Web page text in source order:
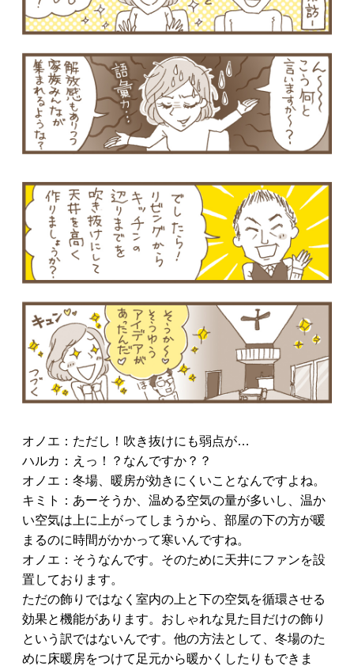
オノエ：ただし！吹き抜けにも弱点が…
ハルカ：えっ！？なんですか？？
オノエ：冬場、暖房が効きにくいことなんですよね。
キミト：あーそうか、温める空気の量が多いし、温か
い空気は上に上がってしまうから、部屋の下の方が暖
まるのに時間がかかって寒いんですね。
オノエ：そうなんです。そのために天井にファンを設
置しております。
ただの飾りではなく室内の上と下の空気を循環させる
効果と機能があります。おしゃれな見た目だけの飾り
という訳ではないんです。他の方法として、冬場のた
めに床暖房をつけて足元から暖かくしたりもできま